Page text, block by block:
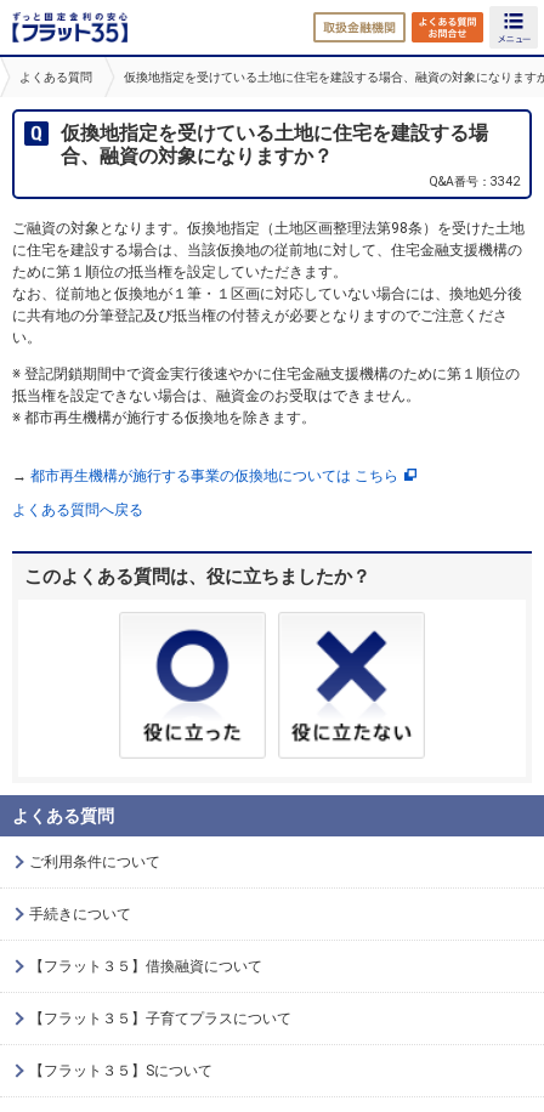
取扱金融機関 よくあ
よくある質問 仮換地指定を受けている土地に住宅を建設する場合、融資の対象になります
仮換地指定を受けている土地に住宅を建設する場
合、融資の対象になりますか？
Q&A番号：3342
ご融資の対象となります。仮換地指定（土地区画整理法第98条）を受けた土地
に住宅を建設する場合は、当該仮換地の従前地に対して、住宅金融支援機構の
ために第１順位の抵当権を設定していただきます。
なお、従前地と仮換地が１筆・１区画に対応していない場合には、換地処分後
に共有地の分筆登記及び抵当権の付替えが必要となりますのでご注意くださ
い。
※ 登記閉鎖期間中で資金実行後速やかに住宅金融支援機構のために第１順位の
抵当権を設定できない場合は、融資金のお受取はできません。
※ 都市再生機構が施行する仮換地を除きます。
→ 都市再生機構が施行する事業の仮換地については こちら
よくある質問へ戻る
このよくある質問は、役に立ちましたか？
よくある質問
ご利用条件について
手続きについて
【フラット３５】借換融資について
【フラット３５】子育てプラスについて
【フラット３５】Sについて